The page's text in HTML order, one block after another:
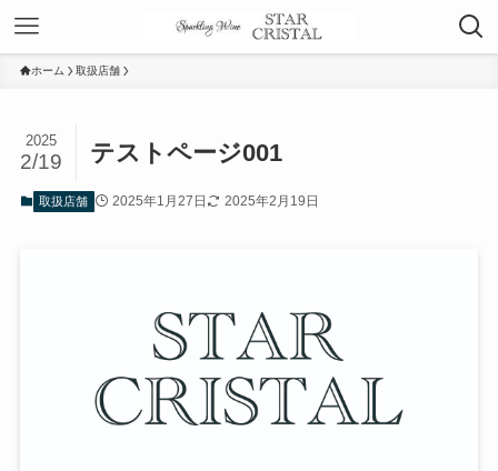
ホーム 取扱店舗
テストページ001
2025
2/19
取扱店舗 2025年1月27日 2025年2月19日